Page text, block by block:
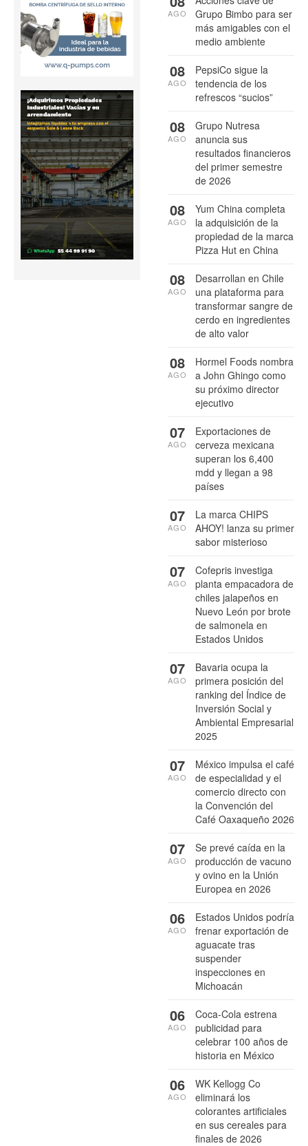
Grupo Bimbo para ser
más amigables con el
medio ambiente
AGO
PepsiCo sigue la
tendencia de los
refrescos “sucios”
08
AGO
Grupo Nutresa
anuncia sus
resultados financieros
del primer semestre
de 2026
08
AGO
Yum China completa
la adquisición de la
propiedad de la marca
Pizza Hut en China
08
AGO
Desarrollan en Chile
una plataforma para
transformar sangre de
cerdo en ingredientes
de alto valor
08
AGO
Hormel Foods nombra
a John Ghingo como
su próximo director
ejecutivo
08
AGO
Exportaciones de
cerveza mexicana
superan los 6,400
mdd y llegan a 98
países
07
AGO
La marca CHIPS
AHOY! lanza su primer
sabor misterioso
07
AGO
Cofepris investiga
planta empacadora de
chiles jalapeños en
Nuevo León por brote
de salmonela en
Estados Unidos
07
AGO
Bavaria ocupa la
primera posición del
ranking del Índice de
Inversión Social y
Ambiental Empresarial
2025
07
AGO
México impulsa el café
de especialidad y el
comercio directo con
la Convención del
Café Oaxaqueño 2026
07
AGO
Se prevé caída en la
producción de vacuno
y ovino en la Unión
Europea en 2026
07
AGO
Estados Unidos podría
frenar exportación de
aguacate tras
suspender
inspecciones en
Michoacán
06
AGO
Coca-Cola estrena
publicidad para
celebrar 100 años de
historia en México
06
AGO
WK Kellogg Co
eliminará los
colorantes artificiales
en sus cereales para
finales de 2026
06
AGO